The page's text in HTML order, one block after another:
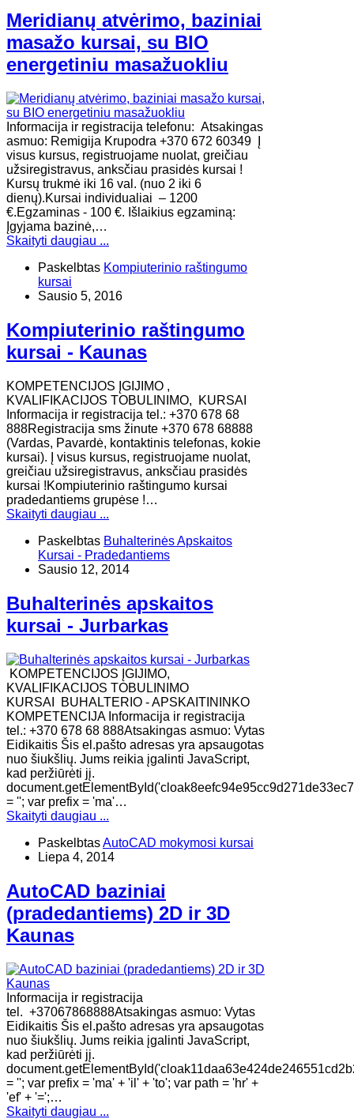
Meridianų atvėrimo, baziniai
masažo kursai, su BIO
energetiniu masažuokliu
Informacija ir registracija telefonu: Atsakingas
asmuo: Remigija Krupodra +370 672 60349 Į
visus kursus, registruojame nuolat, greičiau
užsiregistravus, anksčiau prasidės kursai !
Kursų trukmė iki 16 val. (nuo 2 iki 6
dienų).Kursai individualiai – 1200
€.Egzaminas - 100 €. Išlaikius egzaminą:
Įgyjama bazinė,…
Skaityti daugiau ...
Paskelbtas Kompiuterinio raštingumo
kursai
Sausio 5, 2016
Kompiuterinio raštingumo
kursai - Kaunas
KOMPETENCIJOS ĮGIJIMO ,
KVALIFIKACIJOS TOBULINIMO, KURSAI
Informacija ir registracija tel.: +370 678 68
888Registracija sms žinute +370 678 68888
(Vardas, Pavardė, kontaktinis telefonas, kokie
kursai). Į visus kursus, registruojame nuolat,
greičiau užsiregistravus, anksčiau prasidės
kursai !Kompiuterinio raštingumo kursai
pradedantiems grupėse !…
Skaityti daugiau ...
Paskelbtas Buhalterinės Apskaitos
Kursai - Pradedantiems
Sausio 12, 2014
Buhalterinės apskaitos
kursai - Jurbarkas
KOMPETENCIJOS ĮGIJIMO,
KVALIFIKACIJOS TOBULINIMO
KURSAI BUHALTERIO - APSKAITININKO
KOMPETENCIJA Informacija ir registracija
tel.: +370 678 68 888Atsakingas asmuo: Vytas
Eidikaitis Šis el.pašto adresas yra apsaugotas
nuo šiukšlių. Jums reikia įgalinti JavaScript,
kad peržiūrėti jį.
= ''; var prefix = 'ma'…
Skaityti daugiau ...
PaskelbtasAutoCAD mokymosi kursai
Liepa 4, 2014
AutoCAD baziniai
(pradedantiems) 2D ir 3D
Kaunas
Informacija ir registracija
tel. +37067868888Atsakingas asmuo: Vytas
Eidikaitis Šis el.pašto adresas yra apsaugotas
nuo šiukšlių. Jums reikia įgalinti JavaScript,
kad peržiūrėti jį.
= ''; var prefix = 'ma' + 'il' + 'to'; var path = 'hr' +
'ef' + '=';…
Skaityti daugiau ...